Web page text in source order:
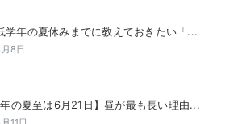
学年の夏休みまでに教えておきたい「...
8日
年の夏至は6月21日】昼が最も長い理由...